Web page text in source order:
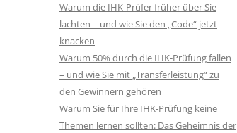
Warum die IHK-Prüfer früher über Sie
lachten – und wie Sie den „Code“ jetzt
knacken
Warum 50% durch die IHK-Prüfung fallen
– und wie Sie mit „Transferleistung“ zu
den Gewinnern gehören
Warum Sie für Ihre IHK-Prüfung keine
Themen lernen sollten: Das Geheimnis der